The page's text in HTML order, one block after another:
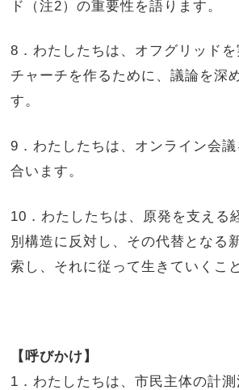
ド（注2）の重要性を語ります。
8．わたしたちは、オフグリッド
チャーチを作るために、議論を深
す。
9．わたしたちは、オンライン会
合います。
10．わたしたちは、原発を支える
別構造に反対し、その代替となる
索し、それに従って生きていくこ
【呼びかけ】
1．わたしたちは、市民主体の計